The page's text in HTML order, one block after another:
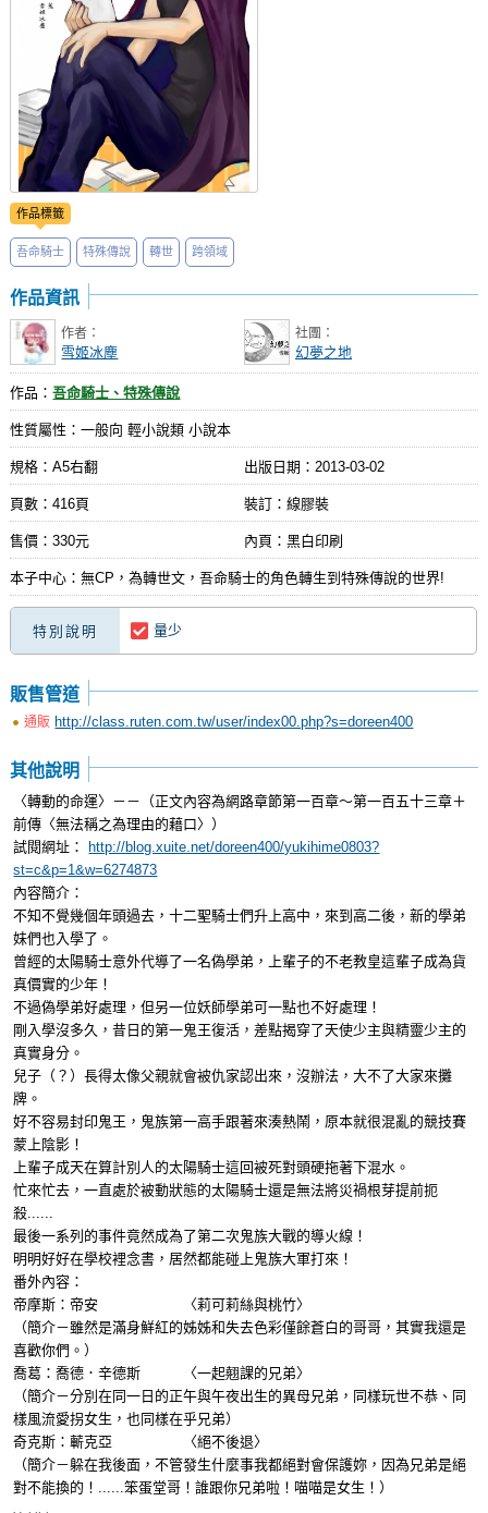
作品標籤
吾命騎士 特殊傳說 轉世 跨領域
作品資訊
作者：
雪姬冰塵
社團：
幻夢之地
作品：吾命騎士、特殊傳說
性質屬性：一般向 輕小說類 小說本
規格：A5右翻 出版日期： 2013-03-02
頁數：416頁 裝訂：線膠裝
售價：330元 內頁：黑白印刷
本子中心：無CP，為轉世文，吾命騎士的角色轉生到特殊傳說的世界!
特別說明 量少
販售管道
通販 http://class.ruten.com.tw/user/index00.php?s=doreen400
其他說明
〈轉動的命運〉－－（正文內容為網路章節第一百章～第一百五十三章＋
前傳〈無法稱之為理由的藉口〉）
試閱網址：
http://blog.xuite.net/doreen400/yukihime0803?
st=c&p=1&w=6274873
內容簡介：
不知不覺幾個年頭過去，十二聖騎士們升上高中，來到高二後，新的學弟
妹們也入學了。
曾經的太陽騎士意外代導了一名偽學弟，上輩子的不老教皇這輩子成為貨
真價實的少年！
不過偽學弟好處理，但另一位妖師學弟可一點也不好處理！
剛入學沒多久，昔日的第一鬼王復活，差點揭穿了天使少主與精靈少主的
真實身分。
兒子（？）長得太像父親就會被仇家認出來，沒辦法，大不了大家來攤
牌。
好不容易封印鬼王，鬼族第一高手跟著來湊熱鬧，原本就很混亂的競技賽
蒙上陰影！
上輩子成天在算計別人的太陽騎士這回被死對頭硬拖著下混水。
忙來忙去，一直處於被動狀態的太陽騎士還是無法將災禍根芽提前扼
殺......
最後一系列的事件竟然成為了第二次鬼族大戰的導火線！
明明好好在學校裡念書，居然都能碰上鬼族大軍打來！
番外內容：
帝摩斯：帝安 〈莉可莉絲與桃竹〉
（簡介－雖然是滿身鮮紅的姊姊和失去色彩僅餘蒼白的哥哥，其實我還是
喜歡你們。）
喬葛：喬德．辛德斯 〈一起翹課的兄弟〉
（簡介－分別在同一日的正午與午夜出生的異母兄弟，同樣玩世不恭、同
樣風流愛拐女生，也同樣在乎兄弟）
奇克斯：蘄克亞 〈絕不後退〉
（簡介－躲在我後面，不管發生什麼事我都絕對會保護妳，因為兄弟是絕
對不能換的！......笨蛋堂哥！誰跟你兄弟啦！喵喵是女生！）